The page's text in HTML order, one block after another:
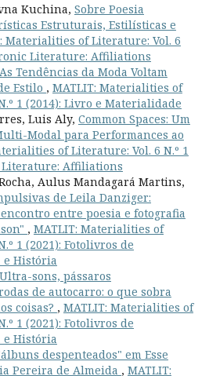
Kuchina, Sobre Poesia
Estruturais, Estilísticas e
Materialities of Literature: Vol. 6
Literature: Affiliations
As Tendências da Moda Voltam
Estilo , MATLIT: Materialities of
1 (2014): Livro e Materialidade
Luis Aly, Common Spaces: Um
Modal para Performances ao
of Literature: Vol. 6 N.º 1
Literature: Affiliations
Aulus Mandagará Martins,
de Leila Danziger:
entre poesia e fotografia
, MATLIT: Materialities of
1 (2021): Fotolivros de
e História
Ultra-sons, pássaros
de autocarro: o que sobra
coisas? , MATLIT: Materialities of
1 (2021): Fotolivros de
e História
despenteados" em Esse
Pereira de Almeida , MATLIT: